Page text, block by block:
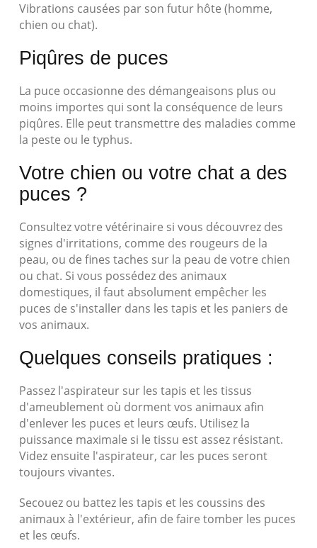
Vibrations causées par son futur hôte (homme,
chien ou chat).
Piqûres de puces
La puce occasionne des démangeaisons plus ou
moins importes qui sont la conséquence de leurs
piqûres. Elle peut transmettre des maladies comme
la peste ou le typhus.
Votre chien ou votre chat a des
puces ?
Consultez votre vétérinaire si vous découvrez des
signes d'irritations, comme des rougeurs de la
peau, ou de fines taches sur la peau de votre chien
ou chat. Si vous possédez des animaux
domestiques, il faut absolument empêcher les
puces de s'installer dans les tapis et les paniers de
vos animaux.
Quelques conseils pratiques :
Passez l'aspirateur sur les tapis et les tissus
d'ameublement où dorment vos animaux afin
d'enlever les puces et leurs œufs. Utilisez la
puissance maximale si le tissu est assez résistant.
Videz ensuite l'aspirateur, car les puces seront
toujours vivantes.
Secouez ou battez les tapis et les coussins des
animaux à l'extérieur, afin de faire tomber les puces
et les œufs.